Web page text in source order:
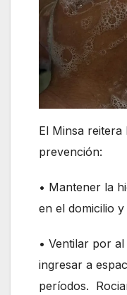
El Minsa reitera
prevención:
• Mantener la
en el domicilio
• Ventilar por
ingresar a
períodos.